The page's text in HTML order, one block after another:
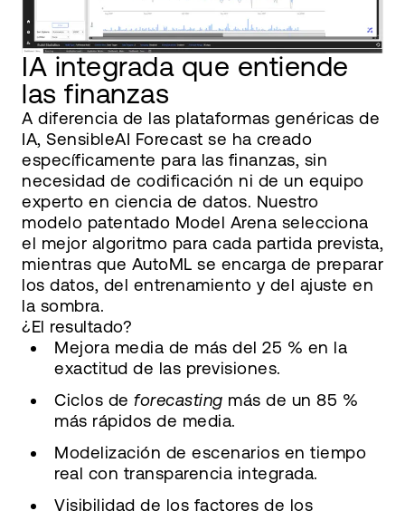
IA integrada que entiende
las finanzas
A diferencia de las plataformas genéricas de
IA, SensibleAI Forecast se ha creado
específicamente para las finanzas, sin
necesidad de codificación ni de un equipo
experto en ciencia de datos. Nuestro
modelo patentado Model Arena selecciona
el mejor algoritmo para cada partida prevista,
mientras que AutoML se encarga de preparar
los datos, del entrenamiento y del ajuste en
la sombra.
¿El resultado?
Mejora media de más del 25 % en la
exactitud de las previsiones.
Ciclos de forecasting más de un 85 %
más rápidos de media.
Modelización de escenarios en tiempo
real con transparencia integrada.
Visibilidad de los factores de los